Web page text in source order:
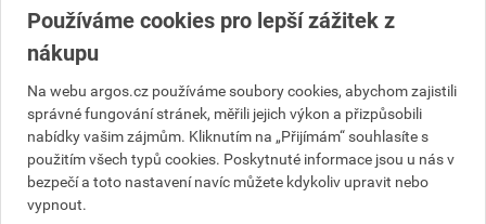
Do košíku přidáte
(
2 048,22
bez DPH).
Ušetříte230,72Kčs DPH.
Číslo položky:1040017411
Katalogový kód: B653D
Výrobky značky:SIMON
Používáme cookies pro lepší zážitek z
nákupu
Na webu argos.cz používáme soubory cookies, abychom zajistili
správné fungování stránek, měřili jejich výkon a přizpůsobili
nabídky vašim zájmům. Kliknutím na „Přijímám“ souhlasíte s
použitím všech typů cookies. Poskytnuté informace jsou u nás v
bezpečí a toto nastavení navíc můžete kdykoliv upravit nebo
vypnout.